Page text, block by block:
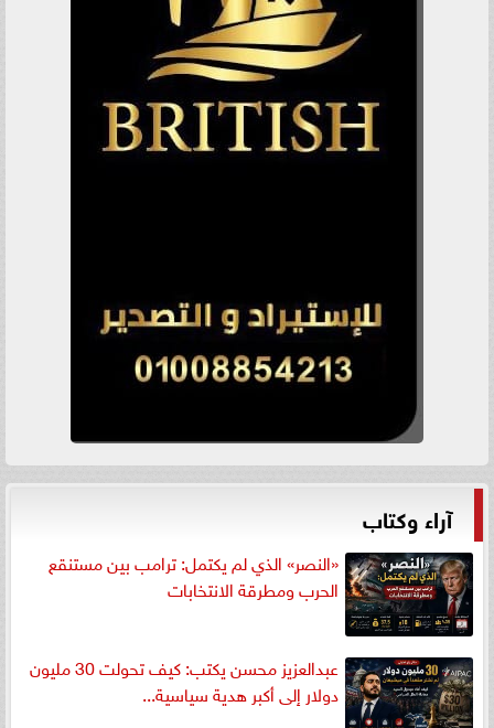
آراء وكتاب
«النصر» الذي لم يكتمل: ترامب بين مستنقع
الحرب ومطرقة الانتخابات
عبدالعزيز محسن يكتب: كيف تحولت 30 مليون
دولار إلى أكبر هدية سياسية...